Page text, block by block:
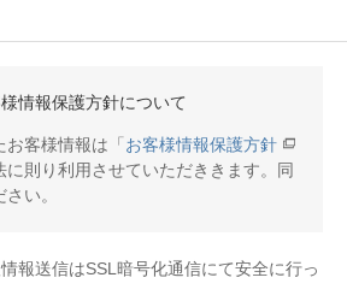
情報保護方針について
客様情報は「 お客様情報保護方針
に則り利用させていただききます。同
い。
報送信はSSL暗号化通信にて安全に行っ